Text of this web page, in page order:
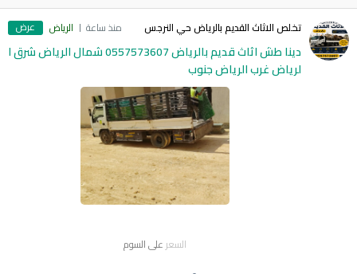
تخلص الاثاث القديم بالرياض حي النرجس منذ ساعة الرياض عرض
دينا طش اثاث قديم بالرياض 0557573607 شمال الرياض شرق ا
لرياض غرب الرياض جنوب
السعر على السوم